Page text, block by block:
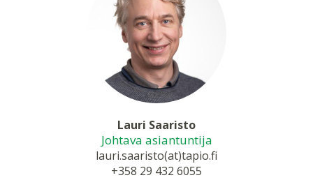
Lauri Saaristo
Johtava asiantuntija
lauri.saaristo(at)tapio.fi
+358 29 432 6055